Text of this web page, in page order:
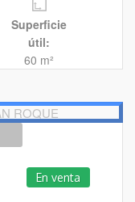
Superficie
útil:
60 m²
En venta